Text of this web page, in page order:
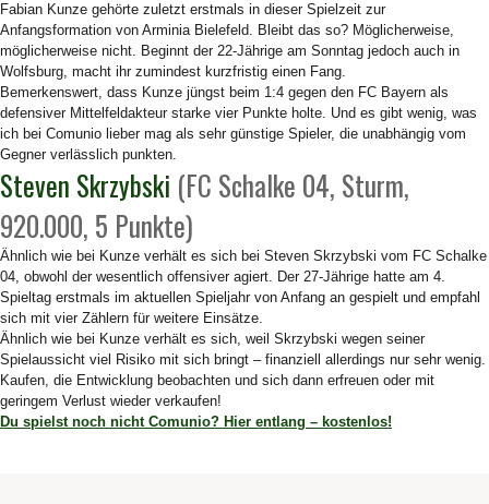
Fabian Kunze gehörte zuletzt erstmals in dieser Spielzeit zur
Anfangsformation von Arminia Bielefeld. Bleibt das so? Möglicherweise,
möglicherweise nicht. Beginnt der 22-Jährige am Sonntag jedoch auch in
Wolfsburg, macht ihr zumindest kurzfristig einen Fang.
Bemerkenswert, dass Kunze jüngst beim 1:4 gegen den FC Bayern als
defensiver Mittelfeldakteur starke vier Punkte holte. Und es gibt wenig, was
ich bei Comunio lieber mag als sehr günstige Spieler, die unabhängig vom
Gegner verlässlich punkten.
Steven Skrzybski (FC Schalke 04, Sturm,
920.000, 5 Punkte)
Ähnlich wie bei Kunze verhält es sich bei Steven Skrzybski vom FC Schalke
04, obwohl der wesentlich offensiver agiert. Der 27-Jährige hatte am 4.
Spieltag erstmals im aktuellen Spieljahr von Anfang an gespielt und empfahl
sich mit vier Zählern für weitere Einsätze.
Ähnlich wie bei Kunze verhält es sich, weil Skrzybski wegen seiner
Spielaussicht viel Risiko mit sich bringt – finanziell allerdings nur sehr wenig.
Kaufen, die Entwicklung beobachten und sich dann erfreuen oder mit
geringem Verlust wieder verkaufen!
Du spielst noch nicht Comunio? Hier entlang – kostenlos!